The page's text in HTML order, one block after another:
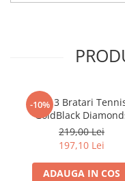
-10%
Set 3 Bratari
GoldBlack
219,00 Lei
197,10 Lei
ADAUGA IN COS